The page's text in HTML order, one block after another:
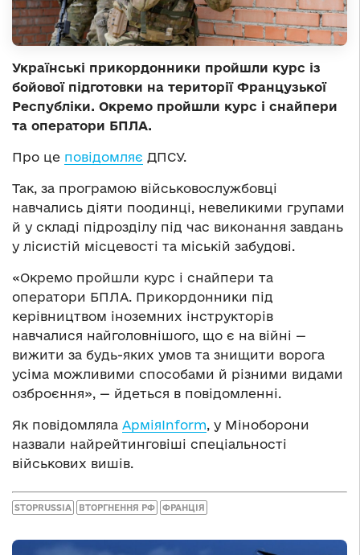
Українські прикордонники пройшли курс із
бойової підготовки на території Французької
Республіки. Окремо пройшли курс і снайпери
та оператори БПЛА.
Про це повідомляє ДПСУ.
Так, за програмою військовослужбовці
навчались діяти поодинці, невеликими групами
й у складі підрозділу під час виконання завдань
у лісистій місцевості та міській забудові.
«Окремо пройшли курс і снайпери та
оператори БПЛА. Прикордонники під
керівництвом іноземних інструкторів
навчалися найголовнішого, що є на війні —
вижити за будь-яких умов та знищити ворога
усіма можливими способами й різними видами
озброєння», — йдеться в повідомленні.
Як повідомляла АрміяInform, у Міноборони
назвали найрейтинговіші спеціальності
військових вишів.
STOPRUSSIA ВТОРГНЕННЯ РФ ФРАНЦІЯ